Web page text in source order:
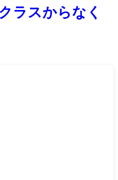
ラスからなく